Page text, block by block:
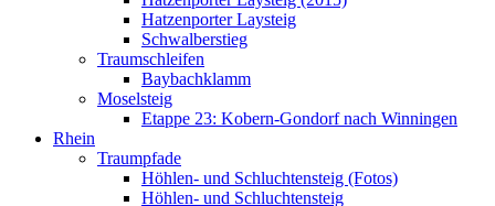
Hatzenporter Laysteig
Schwalberstieg
Traumschleifen
Baybachklamm
Moselsteig
Etappe 23: Kobern-Gondorf nach Winningen
Rhein
Traumpfade
Höhlen- und Schluchtensteig (Fotos)
Höhlen- und Schluchtensteig